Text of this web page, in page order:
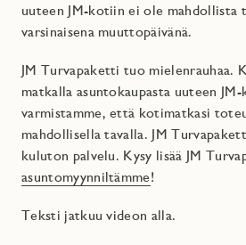
uuteen JM-kotiin ei ole mahdollista
varsinaisena muuttopäivänä.
JM Turvapaketti tuo mielenrauhaa.
matkalla asuntokaupasta uuteen
varmistamme, että kotimatkasi
mahdollisella tavalla. JM
kuluton palvelu. Kysy lisää JM
asuntomyynniltämme!
Teksti jatkuu videon alla.